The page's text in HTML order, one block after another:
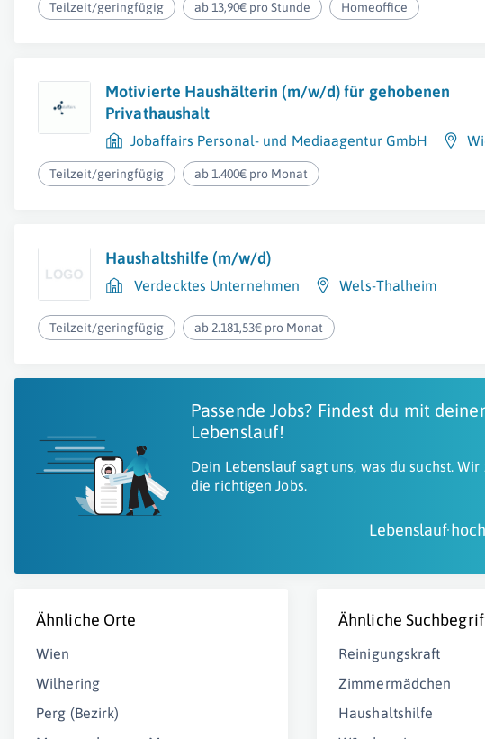
Teilzeit/geringfügig ab 13,90€ pro Stunde Homeoffice
Motivierte Haushälterin (m/w/d) für gehobenen
Privathaushalt
Jobaffairs Personal- und Mediaagentur GmbH
Teilzeit/geringfügig ab 1.400€ pro Monat
Haushaltshilfe (m/w/d)
Verdecktes Unternehmen Wels-Thalheim
Teilzeit/geringfügig ab 2.181,53€ pro Monat
Passende Jobs? Findest du mit
Lebenslauf!
Dein Lebenslauf sagt uns, was du suchst.
die richtigen Jobs.
Lebenslauf
Ähnliche Orte
Wien
Wilhering
Perg (Bezirk)
Ähnliche
Reinigungskraft
Zimmermädchen
Haushaltshilfe